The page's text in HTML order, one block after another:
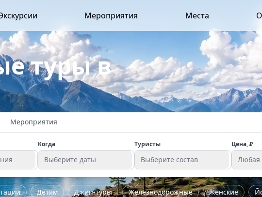
Мероприятия Места
туры в
Мероприятия
Когда
Выберите даты
Туристы
Выберите состав
Цена, ₽
Любая
Детям Джип-туры Железнодорожные Женские